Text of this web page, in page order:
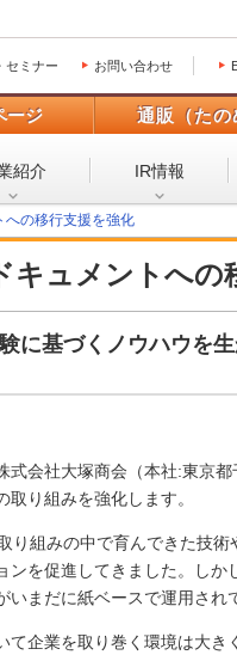
セミナー お問い合わせ
ージ 通販（たの
紹介 IR情報
への移行支援を強化
キュメントへの
に基づくノウハウを
式会社大塚商会（本社:東京
り組みを強化します。
り組みの中で育んできた技
ンを促進してきました。し
まだに紙ベースで運用され
て企業を取り巻く環境は大